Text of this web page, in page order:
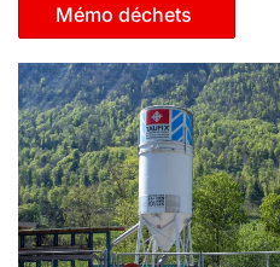
Mémo déchets